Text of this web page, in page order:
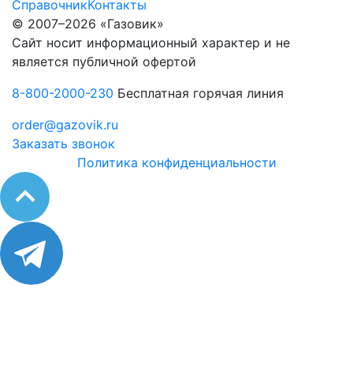
СправочникКонтакты
© 2007–2026 «Газовик»
Сайт носит информационный характер и не
является публичной офертой
8-800-2000-230 Бесплатная горячая линия
order@gazovik.ru
Заказать звонок
Политика конфиденциальности